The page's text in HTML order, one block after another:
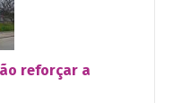
reforçar a